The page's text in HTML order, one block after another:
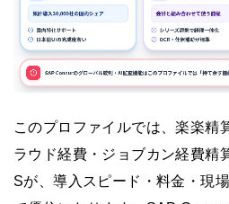
このプロファイルでは、楽楽精
ラウド経費・ジョブカン経費精
Sが、導入スピード・料金・現